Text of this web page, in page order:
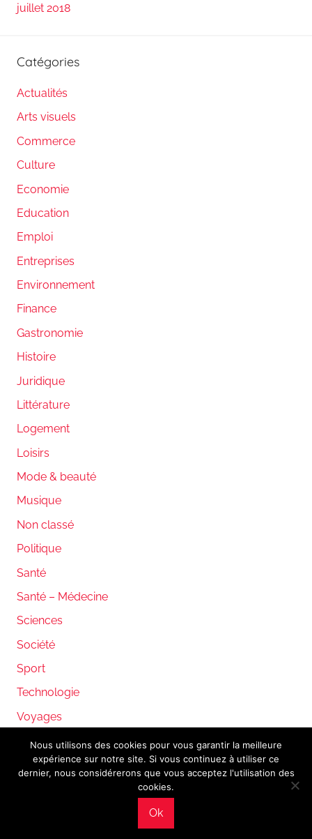
juillet 2018
Catégories
Actualités
Arts visuels
Commerce
Culture
Economie
Education
Emploi
Entreprises
Environnement
Finance
Gastronomie
Histoire
Juridique
Littérature
Logement
Loisirs
Mode & beauté
Musique
Non classé
Politique
Santé
Santé – Médecine
Sciences
Société
Sport
Technologie
Voyages
WordPress Theme: Donovan by ThemeZee.
Mentions légales
Nous utilisons des cookies pour vous garantir la meilleure
expérience sur notre site. Si vous continuez à utiliser ce
dernier, nous considérerons que vous acceptez l'utilisation des
cookies.
Ok